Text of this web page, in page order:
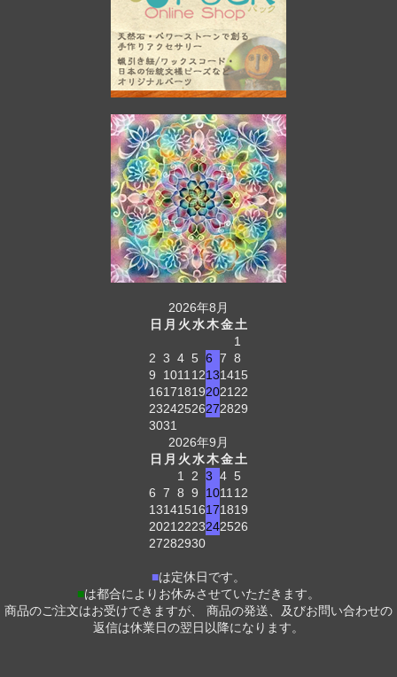
2026年8月
日 月 火水木金土
1
2 3 4 5 6 7 8
9
1011 12131415
161718192021 22
23242526272829
3031
2026年9月
日 月 火水木金土
1
2 3 4 5
6 7 8 9 1011 12
13141516171819
2021 2223242526
27282930
■は定休日です。
■は都合によりお休みさせていただきます。
商品のご注文はお受けできますが、 商品の発送、及びお問い合わせの
返信は休業日の翌日以降になります。